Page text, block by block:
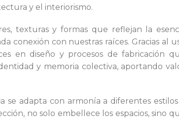
y el interiorismo.
texturas y formas que reflejan la
conexión con nuestras raíces. Gracias al
en diseño y procesos de fabricación
y memoria colectiva, aportando
se adapta con armonía a diferentes
no solo embellece los espacios, sino